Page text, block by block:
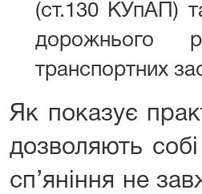
(ст.130 КУпАП)
дорожнього
транспортних
Як показує
дозволяють
сп’яніння не